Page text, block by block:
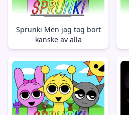
Sprunki Men jag tog bort
kanske av alla